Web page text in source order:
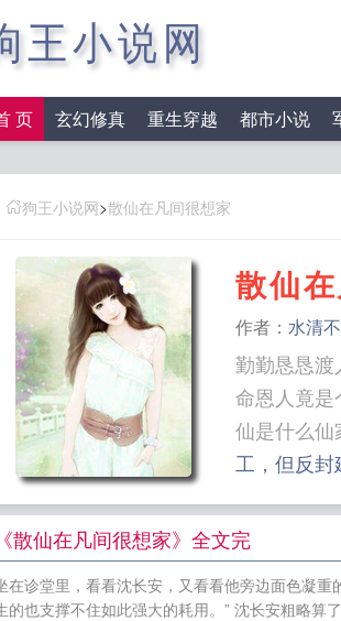
王小说网
页 玄幻修真 重生穿越 都市小说
狗王小说网>散仙在凡间很想家
散仙
作者： 水清
勤勤恳恳
命恩人竟是
仙是什么仙
工，但反封
万人迷
司隐婚生崽
霖铃同人]
《散仙在凡间很想家》全文完
在诊堂里，看看沈长安，又看看他旁边面色凝重
的也支撑不住如此强大的耗用。” 沈长安粗略算